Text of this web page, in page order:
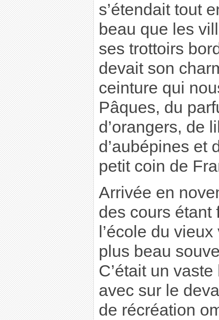
s’étendait tout
beau que les
ses trottoirs
devait son
ceinture qui
Pâques, du
d’orangers, de
d’aubépines et
petit coin de
Arrivée en
des cours étant
l’école du
plus beau
C’était un
avec sur le
de récréation